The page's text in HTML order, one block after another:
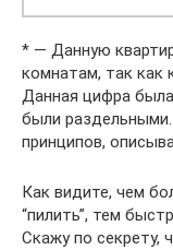
* — Данную
комнатам, так как
Данная цифра
были
принципов,
Как видите, чем
“пилить”, тем
Скажу по секрету,